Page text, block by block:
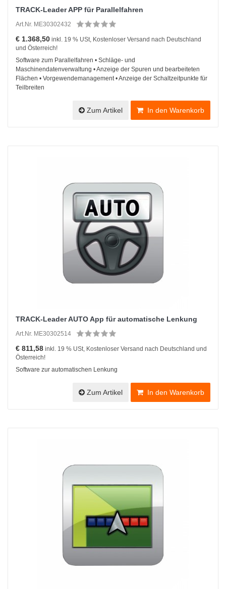
TRACK-Leader APP für Parallelfahren
Art.Nr. ME30302432
€ 1.368,50 inkl. 19 % USt, Kostenloser Versand nach Deutschland
und Österreich!
Software zum Parallelfahren • Schläge- und
Maschinendatenverwaltung • Anzeige der Spuren und bearbeiteten
Flächen • Vorgewendemanagement • Anzeige der Schaltzeitpunkte für
Teilbreiten
In den Warenkorb
Zum Artikel
TRACK-Leader AUTO App für automatische Lenkung
Art.Nr. ME30302514
€ 811,58 inkl. 19 % USt, Kostenloser Versand nach Deutschland und
Österreich!
Software zur automatischen Lenkung
In den Warenkorb
Zum Artikel